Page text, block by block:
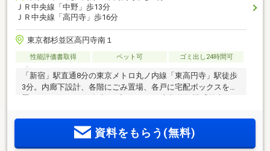
ＪＲ中央線「中野」歩13分
ＪＲ中央線「高円寺」歩16分
東京都杉並区高円寺南１
性能評価書取得 ペット可 ゴミ出し24時間可
「新宿」駅直通8分の東京メトロ丸ノ内線「東高円寺」駅徒歩
3分。内廊下設計、各階にごみ置場、各戸に宅配ボックスを設
あふれる街が生活圏。
資料をもらう(無料)